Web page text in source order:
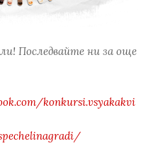
Последвайте ни за още
konkursi.vsyakakvi